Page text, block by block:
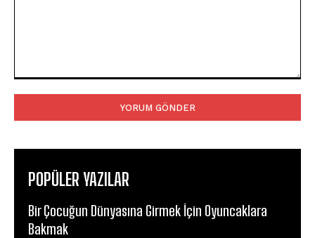
POPÜLER YAZILAR
Bir Çocuğun Dünyasına Girmek İçin Oyuncaklara
Bakmak